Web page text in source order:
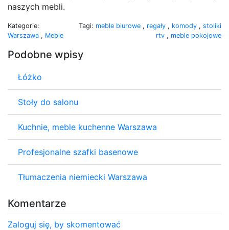
naszych mebli.
Kategorie:
Warszawa , Meble
Tagi: meble biurowe , regały , komody , stoliki
rtv , meble pokojowe
Podobne wpisy
Łóżko
Stoły do salonu
Kuchnie, meble kuchenne Warszawa
Profesjonalne szafki basenowe
Tłumaczenia niemiecki Warszawa
Komentarze
Zaloguj się, by skomentować